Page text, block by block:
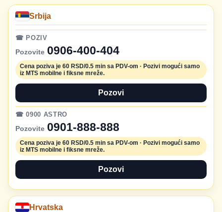
Srbija
☎ POZIV
Pozovite 0906-400-404
Cena poziva je 60 RSD/0.5 min sa PDV-om · Pozivi mogući samo
iz MTS mobilne i fiksne mreže.
Pozovi
☎ 0900 ASTRO
Pozovite 0901-888-888
Cena poziva je 60 RSD/0.5 min sa PDV-om · Pozivi mogući samo
iz MTS mobilne i fiksne mreže.
Pozovi
Hrvatska